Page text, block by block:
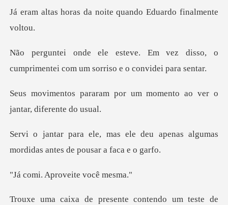
a noite quando Eduard
vez disso, o
cumprimentei com um
or um momento ao ver o
ja
e deu apenas algumas
mordidas a
Aproveite
presente contendo um